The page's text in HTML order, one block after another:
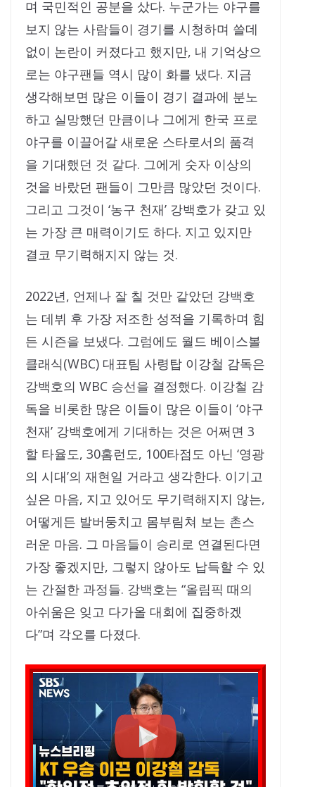
며 국민적인 공분을 샀다. 누군가는 야구를
보지 않는 사람들이 경기를 시청하며 쓸데
없이 논란이 커졌다고 했지만, 내 기억상으
로는 야구팬들 역시 많이 화를 냈다. 지금
생각해보면 많은 이들이 경기 결과에 분노
하고 실망했던 만큼이나 그에게 한국 프로
야구를 이끌어갈 새로운 스타로서의 품격
을 기대했던 것 같다. 그에게 숫자 이상의
것을 바랐던 팬들이 그만큼 많았던 것이다.
그리고 그것이 ‘농구 천재’ 강백호가 갖고 있
는 가장 큰 매력이기도 하다. 지고 있지만
결코 무기력해지지 않는 것.
2022년, 언제나 잘 칠 것만 같았던 강백호
는 데뷔 후 가장 저조한 성적을 기록하며 힘
든 시즌을 보냈다. 그럼에도 월드 베이스볼
클래식(WBC) 대표팀 사령탑 이강철 감독은
강백호의 WBC 승선을 결정했다. 이강철 감
독을 비롯한 많은 이들이 많은 이들이 ‘야구
천재’ 강백호에게 기대하는 것은 어쩌면 3
할 타율도, 30홈런도, 100타점도 아닌 ‘영광
의 시대’의 재현일 거라고 생각한다. 이기고
싶은 마음, 지고 있어도 무기력해지지 않는,
어떻게든 발버둥치고 몸부림쳐 보는 촌스
러운 마음. 그 마음들이 승리로 연결된다면
가장 좋겠지만, 그렇지 않아도 납득할 수 있
는 간절한 과정들. 강백호는 “올림픽 때의
아쉬움은 잊고 다가올 대회에 집중하겠
다”며 각오를 다졌다.